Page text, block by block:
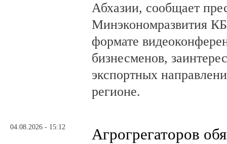
Абхазии, сообщает
Минэкономразвития
формате
бизнесменов,
экспортных
регионе.
04.08.2026 - 15:12
Агрогрегаторов